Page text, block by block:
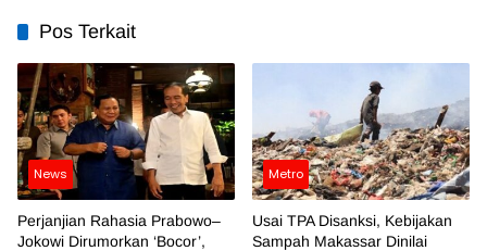
Pos Terkait
News
Perjanjian Rahasia Prabowo–
Jokowi Dirumorkan ‘Bocor’,
Metro
Usai TPA Disanksi, Kebijakan
Sampah Makassar Dinilai